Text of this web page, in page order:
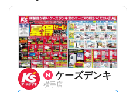
ケーズデンキ
横手店